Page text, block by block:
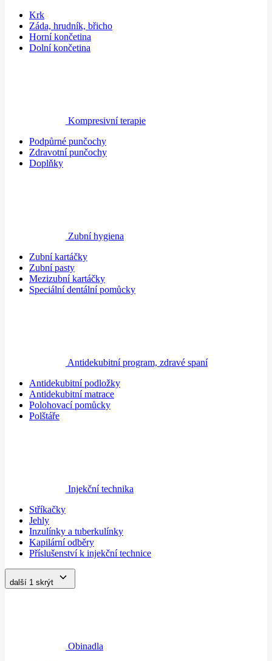
Krk
Záda, hrudník, břicho
Horní končetina
Dolní končetina
Kompresivní terapie
Podpůrné punčochy
Zdravotní punčochy
Doplňky
Zubní hygiena
Zubní kartáčky
Zubní pasty
Mezizubní kartáčky
Speciální dentální pomůcky
Antidekubitní program, zdravé spaní
Antidekubitní podložky
Antidekubitní matrace
Polohovací pomůcky
Polštáře
Injekční technika
Stříkačky
Jehly
Inzulínky a tuberkulínky
Kapilární odběry
Příslušenství k injekční technice
další 1 skrýt
Obinadla